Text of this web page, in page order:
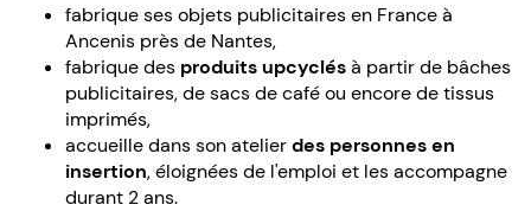
fabrique ses objets publicitaires en France à
Ancenis près de Nantes,
fabrique des produits upcyclésà partir de bâches
publicitaires, de sacs de café ou encore de tissus
imprimés,
accueille dans son atelierdes personnes en
insertion, éloignées de l'emploi et les accompagne
durant 2 ans.